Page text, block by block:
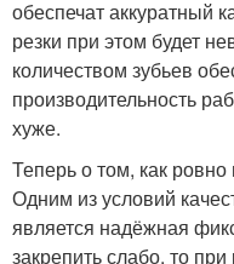
обеспечат аккуратный
резки при этом будет
количеством зубьев
производительность
хуже.
Теперь о том, как
Одним из условий
является надёжная
закрепить слабо, то